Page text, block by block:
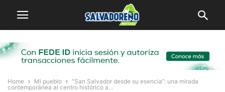
Home Mi pueblo
“San Salvador desde su esencia”: una mirada
contemporánea al centro histórico a...